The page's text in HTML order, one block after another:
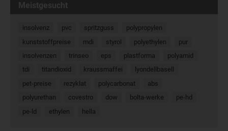
Meistgesucht
insolvenz pvc spritzguss
polypropylen
kunststoffpreise
mdi styrol polyethylen
pur
insolvenzen
trinseo eps plastforma
polyamid
tdi
titandioxid kraussmaffei
lyondellbasell
pet-preise
rezyklat polycarbonat
abs
polyurethan
covestro dow bolta-werke
pe-hd
pe-ld
ethylen hella